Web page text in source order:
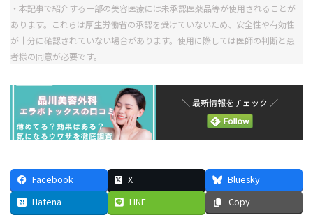
・本記事で紹介する一部の美容医療には未承認医薬品等が使用されることが
あります。これらは厚生労働省の承認を受けていないため、安全性や有効性
が十分に確認されていない場合があります。使用に際しては医師の判断と患
者様の同意が必要です。
＼ 最新情報をチェック ／
Facebook X
Bluesky
Hatena
LINE Copy